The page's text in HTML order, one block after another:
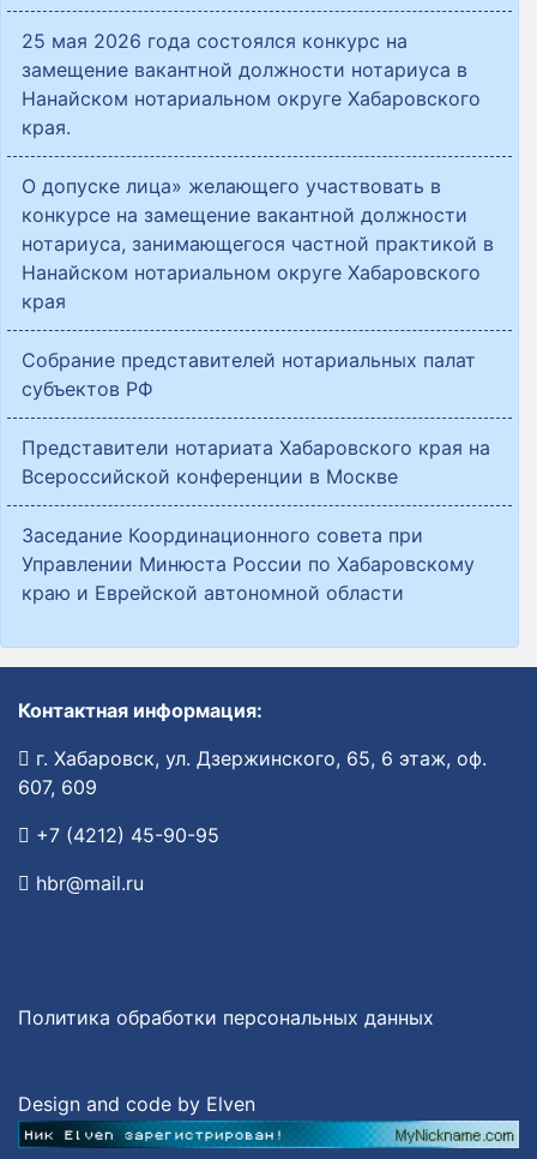
25 мая 2026 года состоялся конкурс на
замещение вакантной должности нотариуса в
Нанайском нотариальном округе Хабаровского
края.
О допуске лица» желающего участвовать в
конкурсе на замещение вакантной должности
нотариуса, занимающегося частной практикой в
Нанайском нотариальном округе Хабаровского
края
Собрание представителей нотариальных палат
субъектов РФ
Представители нотариата Хабаровского края на
Всероссийской конференции в Москве
Заседание Координационного совета при
Управлении Минюста России по Хабаровскому
краю и Еврейской автономной области
Контактная информация:
г. Хабаровск, ул. Дзержинского, 65, 6 этаж, оф.
607, 609
+7 (4212) 45-90-95
hbr@mail.ru
Политика обработки персональных данных
Design and code by Elven